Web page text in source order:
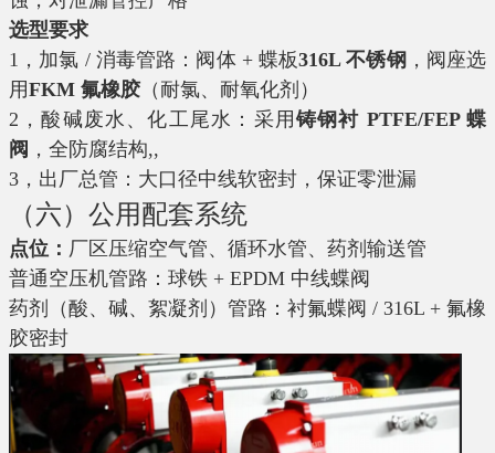
选型要求
1，加氯 / 消毒管路：阀体 + 蝶板316L 不锈钢 ，阀座选
用FKM 氟橡胶（耐氯、耐氧化剂）
2，酸碱废水、化工尾水：采用 铸钢衬 PTFE/FEP 蝶
阀 ，全防腐结构,,
3，出厂总管：大口径中线软密封，保证零泄漏
（六）公用配套系统
点位： 厂区压缩空气管、循环水管、药剂输送管
普通空压机管路：球铁 + EPDM 中线蝶阀
药剂（酸、碱、絮凝剂）管路：衬氟蝶阀 / 316L + 氟橡
胶密封